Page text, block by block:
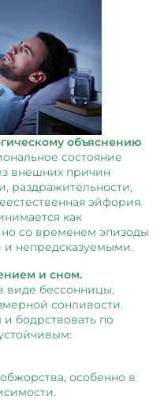
объяснению
состояние
внешних причин
раздражительности,
эйфория.
как
но со временем эпизоды
и непредсказуемыми.
и сном.
виде бессонницы,
сонливости.
бодрствовать по
особенно в